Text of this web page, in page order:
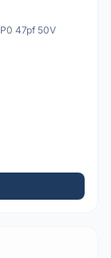
47pf 50V